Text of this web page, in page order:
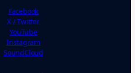
Facebook
X / Twitter
YouTube
Instagram
SoundCloud